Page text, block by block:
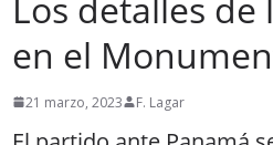
en el
21 marzo, 2023 F. Lagar